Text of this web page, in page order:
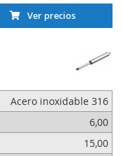
Ver precios
Acero inoxidable 316
6,00
15,00